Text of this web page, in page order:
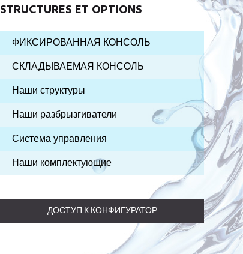
STRUCTURES ET OPTIONS
ФИКСИРОВАННАЯ КОНСОЛЬ
СКЛАДЫВАЕМАЯ КОНСОЛЬ
Наши структуры
Наши разбрызгиватели
Система управления
Наши комплектующие
ДОСТУП К КОНФИГУРАТОР